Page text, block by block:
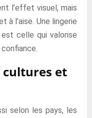
l’effet visuel, mais
à l’aise. Une lingerie
celle qui valorise
cultures et
selon les pays, les